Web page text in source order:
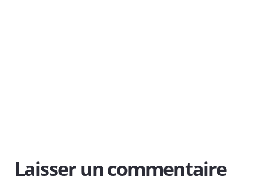
Laisser un commentaire